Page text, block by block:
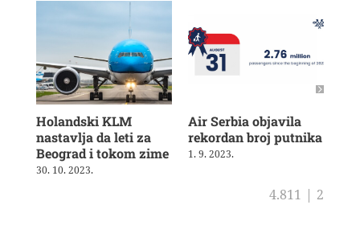
Holandski KLM
nastavlja da leti za
Beograd i tokom zime
30. 10. 2023.
Air Serbia objavila
rekordan broj putnika
1. 9. 2023.
4.811 | 2